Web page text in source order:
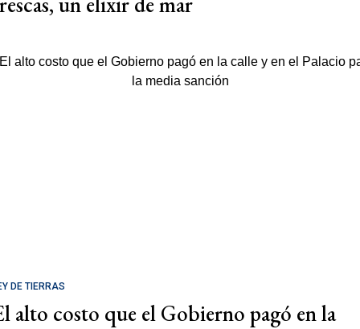
DE TIERRAS
alto costo que el Gobierno pagó en la